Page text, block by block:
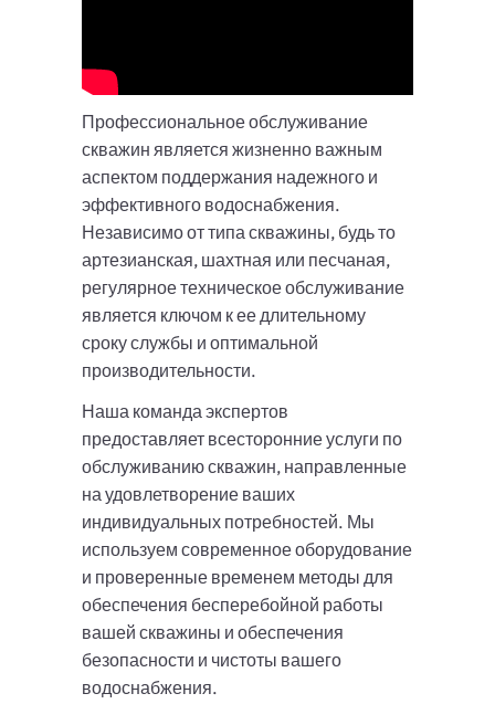
Профессиональное обслуживание
скважин является жизненно важным
аспектом поддержания надежного и
эффективного водоснабжения.
Независимо от типа скважины, будь то
артезианская, шахтная или песчаная,
регулярное техническое обслуживание
является ключом к ее длительному
сроку службы и оптимальной
производительности.
Наша команда экспертов
предоставляет всесторонние услуги по
обслуживанию скважин, направленные
на удовлетворение ваших
индивидуальных потребностей. Мы
используем современное оборудование
и проверенные временем методы для
обеспечения бесперебойной работы
вашей скважины и обеспечения
безопасности и чистоты вашего
водоснабжения.